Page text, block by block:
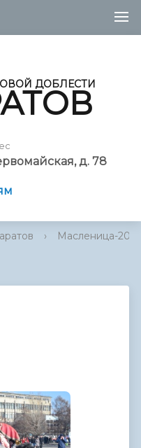
ДОБЛЕСТИ
д. 78
› Масленица-